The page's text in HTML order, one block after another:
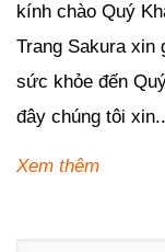
kính chào Quý
Trang Sakura xin
sức khỏe đến
đây chúng tôi xin..
Xem thêm